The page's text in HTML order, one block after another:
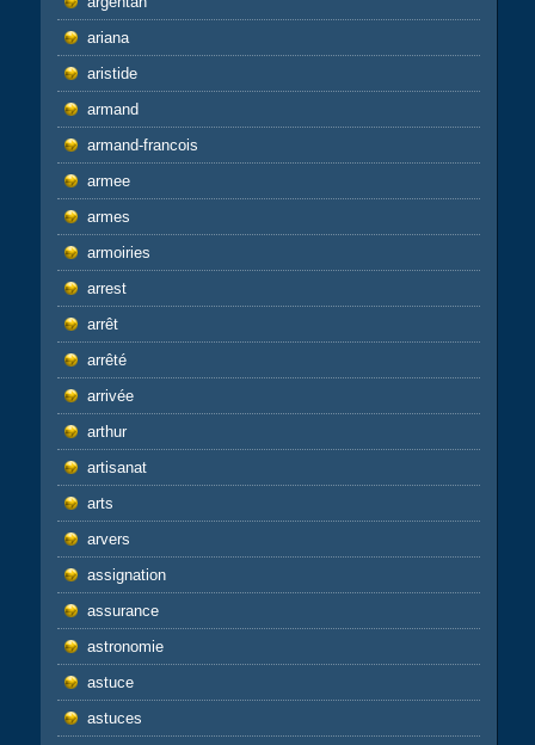
ariana
aristide
armand
armand-francois
armee
armes
armoiries
arrest
arrêt
arrêté
arrivée
arthur
artisanat
arts
arvers
assignation
assurance
astronomie
astuce
astuces